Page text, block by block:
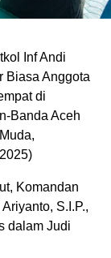
Inf Andi
Biasa Anggota
di
Banda Aceh
Komandan
S.I.P.,
dalam Judi